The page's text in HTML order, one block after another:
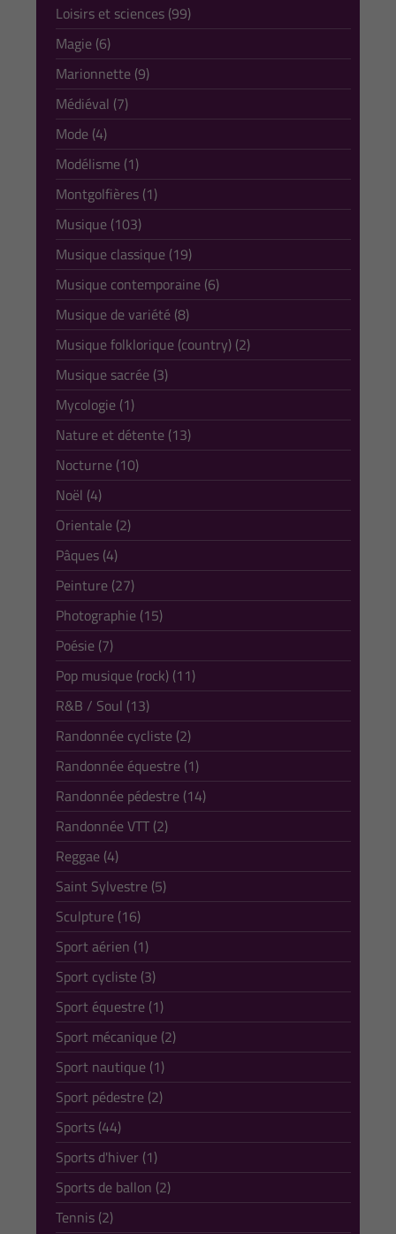
Loisirs et sciences (99)
Magie (6)
Marionnette (9)
Médiéval (7)
Mode (4)
Modélisme (1)
Montgolfières (1)
Musique (103)
Musique classique (19)
Musique contemporaine (6)
Musique de variété (8)
Musique folklorique (country) (2)
Musique sacrée (3)
Mycologie (1)
Nature et détente (13)
Nocturne (10)
Noël (4)
Orientale (2)
Pâques (4)
Peinture (27)
Photographie (15)
Poésie (7)
Pop musique (rock) (11)
R&B / Soul (13)
Randonnée cycliste (2)
Randonnée équestre (1)
Randonnée pédestre (14)
Randonnée VTT (2)
Reggae (4)
Saint Sylvestre (5)
Sculpture (16)
Sport aérien (1)
Sport cycliste (3)
Sport équestre (1)
Sport mécanique (2)
Sport nautique (1)
Sport pédestre (2)
Sports (44)
Sports d'hiver (1)
Sports de ballon (2)
Tennis (2)